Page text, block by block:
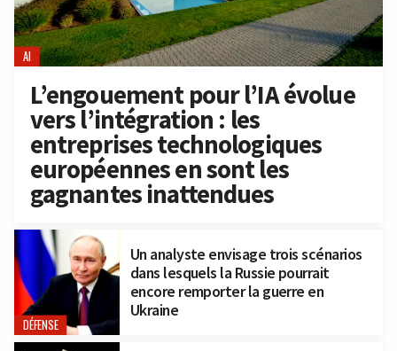
AI
L’engouement pour l’IA évolue
vers l’intégration : les
entreprises technologiques
européennes en sont les
gagnantes inattendues
DÉFENSE
Un analyste envisage trois scénarios
dans lesquels la Russie pourrait
encore remporter la guerre en
Ukraine